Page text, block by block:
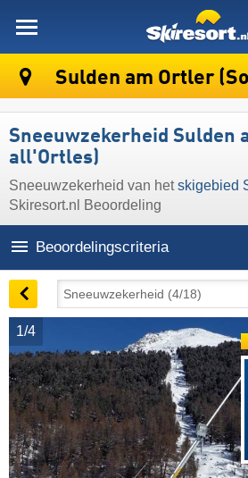
Sulden am Ortler
Sneeuwzekerheid Sulden
all'Ortles)
Sneeuwzekerheid van hetskigebied
Skiresort.nl Beoordeling
Beoordelingscriteria
1/4